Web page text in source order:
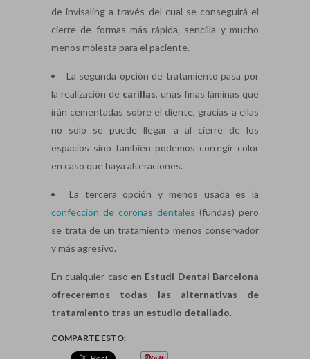
de invisaling a través del cual se conseguirá el
cierre de formas más rápida, sencilla y mucho
menos molesta para el paciente.
La segunda opción de tratamiento pasa por
la realización de carillas, unas finas láminas que
irán cementadas sobre el diente, gracias a ellas
no solo se puede llegar a al cierre de los
espacios sino también podemos corregir color
en caso que haya alteraciones.
La tercera opción y menos usada es la
confección de coronas dentales (fundas) pero
se trata de un tratamiento menos conservador
y más agresivo.
En cualquier caso en Estudi Dental Barcelona
ofreceremos todas las alternativas de
tratamiento tras un estudio detallado.
COMPARTE ESTO: